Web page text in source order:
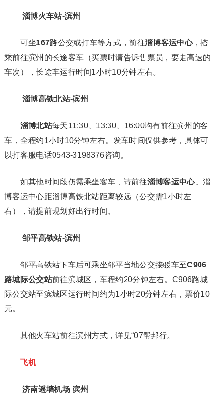
淄博火车站-滨州
可坐167路公交或打车等方式，前往淄博客运中心，搭
乘前往滨州的长途客车（买票时请告诉售票员，要走高速的
车次），长途车运行时间1小时10分钟左右。
淄博高铁北站-滨州
淄博北站每天11:30、13:30、16:00均有前往滨州的客
车，全程约1小时10分钟左右。发车时间仅供参考，具体可
以打客服电话0543-3198376咨询。
如其他时间段仍需乘坐客车，请前往淄博客运中心。淄
博客运中心距淄博高铁北站距离较远（公交需1小时左
右），请提前规划好出行时间。
邹平高铁站-滨州
邹平高铁站下车后可乘坐邹平当地公交接驳车至C906
路城际公交站前往滨城区，车程约20分钟左右。C906路城
际公交站至滨城区运行时间约为1小时20分钟左右，票价10
元。
其他火车站前往滨州方式，详见“07帮邦行。
飞机
济南遥墙机场-滨州